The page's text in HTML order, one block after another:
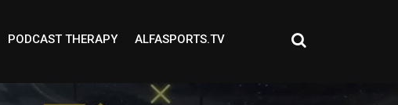
PODCAST THERAPY ALFASPORTS.TV